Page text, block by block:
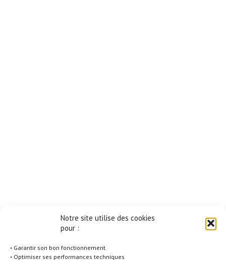
Notre site utilise des cookies
pour :
◦ Garantir son bon fonctionnement
◦ Optimiser ses performances techniques